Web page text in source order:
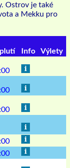
Ostrov je také
a Mekku pro
Info Výlety